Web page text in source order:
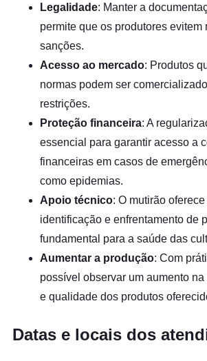
Legalidade: Manter a
permite que os produtores evitem
sanções.
Acesso ao mercado: Produtos
normas podem ser
restrições.
Proteção financeira: A
essencial para garantir acesso a
financeiras em casos de
como epidemias.
Apoio técnico: O mutirão
identificação e enfrentamento de
fundamental para a saúde das
Aumentar a produção: Com
possível observar um aumento
e qualidade dos produtos
Datas e locais dos